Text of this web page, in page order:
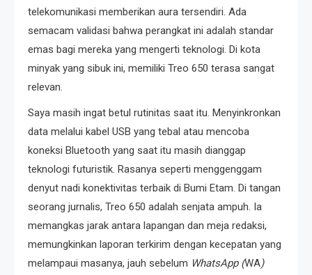
telekomunikasi memberikan aura tersendiri. Ada
semacam validasi bahwa perangkat ini adalah standar
emas bagi mereka yang mengerti teknologi. Di kota
minyak yang sibuk ini, memiliki Treo 650 terasa sangat
relevan.
Saya masih ingat betul rutinitas saat itu. Menyinkronkan
data melalui kabel USB yang tebal atau mencoba
koneksi Bluetooth yang saat itu masih dianggap
teknologi futuristik. Rasanya seperti menggenggam
denyut nadi konektivitas terbaik di Bumi Etam. Di tangan
seorang jurnalis, Treo 650 adalah senjata ampuh. Ia
memangkas jarak antara lapangan dan meja redaksi,
memungkinkan laporan terkirim dengan kecepatan yang
melampaui masanya, jauh sebelum WhatsApp (WA)